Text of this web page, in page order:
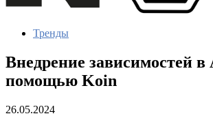
Тренды
Внедрение зависимостей в
помощью Koin
26.05.2024